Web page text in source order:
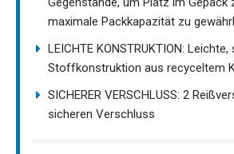
maximale Packkapazität zu
LEICHTE KONSTRUKTION:
Stoffkonstruktion aus recyceltem
SICHERER VERSCHLUSS: 2
sicheren Verschluss